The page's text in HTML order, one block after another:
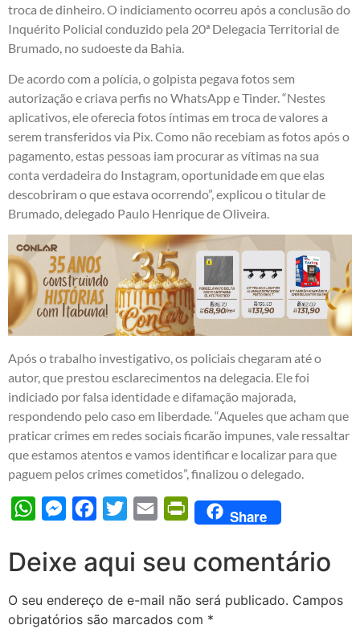
troca de dinheiro. O indiciamento ocorreu após a conclusão do
Inquérito Policial conduzido pela 20ª Delegacia Territorial de
Brumado, no sudoeste da Bahia.
De acordo com a polícia, o golpista pegava fotos sem
autorização e criava perfis no WhatsApp e Tinder. “Nestes
aplicativos, ele oferecia fotos íntimas em troca de valores a
serem transferidos via Pix. Como não recebiam as fotos após o
pagamento, estas pessoas iam procurar as vítimas na sua
conta verdadeira do Instagram, oportunidade em que elas
descobriram o que estava ocorrendo”, explicou o titular de
Brumado, delegado Paulo Henrique de Oliveira.
Após o trabalho investigativo, os policiais chegaram até o
autor, que prestou esclarecimentos na delegacia. Ele foi
indiciado por falsa identidade e difamação majorada,
respondendo pelo caso em liberdade. “Aqueles que acham que
praticar crimes em redes sociais ficarão impunes, vale ressaltar
que estamos atentos e vamos identificar e localizar para que
paguem pelos crimes cometidos”, finalizou o delegado.
WhatsAppMessengerFacebook
Twitter Email PrintFriendly
Share
Deixe aqui seu comentário
O seu endereço de e-mail não será publicado. Campos
obrigatórios são marcados com *